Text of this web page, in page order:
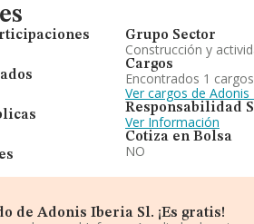
Grupo Sector
Construcción y
Cargos
Encontrados 1
Ver cargos de Adonis
Responsabilidad
Ver Información
Cotiza en Bolsa
NO
de Adonis Iberia Sl. ¡Es gratis!